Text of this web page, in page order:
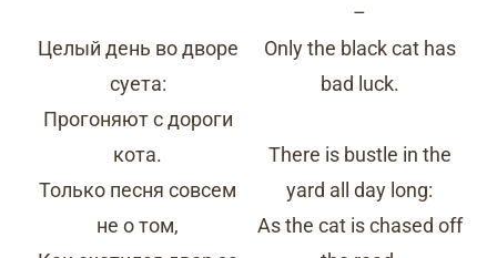
Целый день во дворе
суета:
Прогоняют с дороги
кота.
Только песня совсем
не о том,
–
Only the black cat has
bad luck.
There is bustle in the
yard all day long:
As the cat is chased off